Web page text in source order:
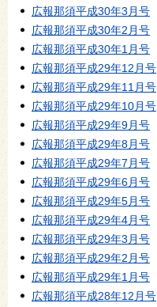
広報那須平成30年3月号
広報那須平成30年2月号
広報那須平成30年1月号
広報那須平成29年12月号
広報那須平成29年11月号
広報那須平成29年10月号
広報那須平成29年9月号
広報那須平成29年8月号
広報那須平成29年7月号
広報那須平成29年6月号
広報那須平成29年5月号
広報那須平成29年4月号
広報那須平成29年3月号
広報那須平成29年2月号
広報那須平成29年1月号
広報那須平成28年12月号